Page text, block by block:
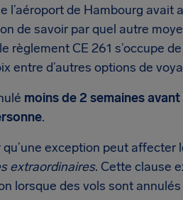
l’aéroport de Hambourg avait
de savoir par quel autre
règlement CE 261 s’occupe
entre d’autres options de
moins de 2 semaines
.
exception peut affecter
extraordinaires. Cette clause
lorsque des vols sont